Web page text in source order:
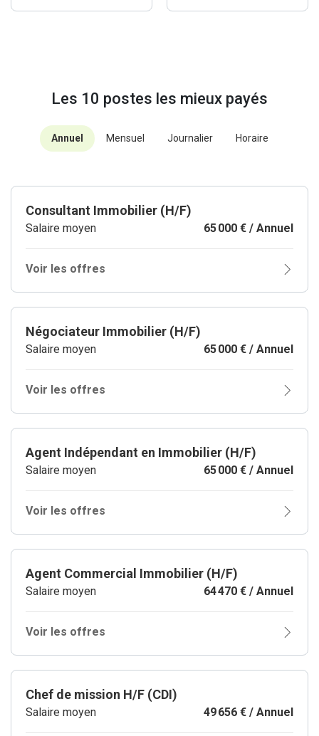
Les 10 postes les mieux payés
Annuel Mensuel Journalier Horaire
Consultant Immobilier (H/F)
Salaire moyen 65 000 € / Annuel
Voir les offres
Négociateur Immobilier (H/F)
Salaire moyen 65 000 € / Annuel
Voir les offres
Agent Indépendant en Immobilier (H/F)
Salaire moyen 65 000 € / Annuel
Voir les offres
Agent Commercial Immobilier (H/F)
Salaire moyen 64 470 € / Annuel
Voir les offres
Chef de mission H/F (CDI)
Salaire moyen 49 656 € / Annuel